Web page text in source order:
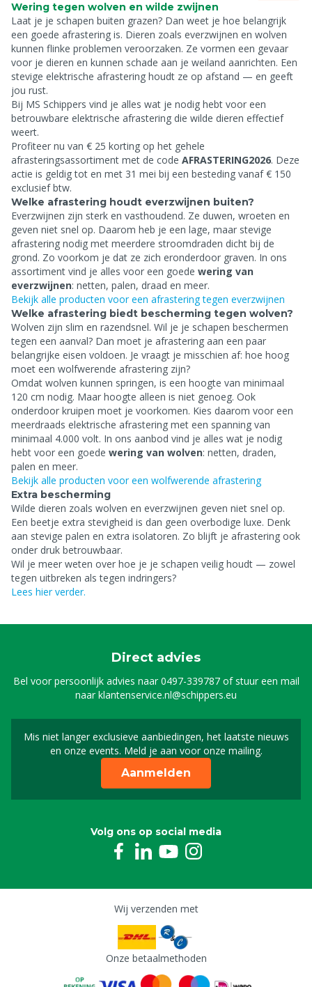
Wering tegen wolven en wilde zwijnen
Laat je je schapen buiten grazen? Dan weet je hoe belangrijk
een goede afrastering is. Dieren zoals everzwijnen en wolven
kunnen flinke problemen veroorzaken. Ze vormen een gevaar
voor je dieren en kunnen schade aan je weiland aanrichten. Een
stevige elektrische afrastering houdt ze op afstand — en geeft
jou rust.
Bij MS Schippers vind je alles wat je nodig hebt voor een
betrouwbare elektrische afrastering die wilde dieren effectief
weert.
Profiteer nu van € 25 korting op het gehele
afrasteringsassortiment met de code AFRASTERING2026. Deze
actie is geldig tot en met 31 mei bij een besteding vanaf € 150
exclusief btw.
Welke afrastering houdt everzwijnen buiten?
Everzwijnen zijn sterk en vasthoudend. Ze duwen, wroeten en
geven niet snel op. Daarom heb je een lage, maar stevige
afrastering nodig met meerdere stroomdraden dicht bij de
grond. Zo voorkom je dat ze zich eronderdoor graven. In ons
assortiment vind je alles voor een goede wering van
everzwijnen: netten, palen, draad en meer.
Bekijk alle producten voor een afrastering tegen everzwijnen
Welke afrastering biedt bescherming tegen wolven?
Wolven zijn slim en razendsnel. Wil je je schapen beschermen
tegen een aanval? Dan moet je afrastering aan een paar
belangrijke eisen voldoen. Je vraagt je misschien af: hoe hoog
moet een wolfwerende afrastering zijn?
Omdat wolven kunnen springen, is een hoogte van minimaal
120 cm nodig. Maar hoogte alleen is niet genoeg. Ook
onderdoor kruipen moet je voorkomen. Kies daarom voor een
meerdraads elektrische afrastering met een spanning van
minimaal 4.000 volt. In ons aanbod vind je alles wat je nodig
hebt voor een goede wering van wolven: netten, draden,
palen en meer.
Bekijk alle producten voor een wolfwerende afrastering
Extra bescherming
Wilde dieren zoals wolven en everzwijnen geven niet snel op.
Een beetje extra stevigheid is dan geen overbodige luxe. Denk
aan stevige palen en extra isolatoren. Zo blijft je afrastering ook
onder druk betrouwbaar.
Wil je meer weten over hoe je je schapen veilig houdt — zowel
tegen uitbreken als tegen indringers?
Lees hier verder.
Direct advies
Bel voor persoonlijk advies naar0497-339787of stuur een mail
naarklantenservice.nl@schippers.eu
Mis niet langer exclusieve aanbiedingen, het laatste nieuws
en onze events. Meld je aan voor onze mailing.
Schrijf je in voor onze
Aanmelden
Volg ons op social media
Wij verzenden met
Onze betaalmethoden